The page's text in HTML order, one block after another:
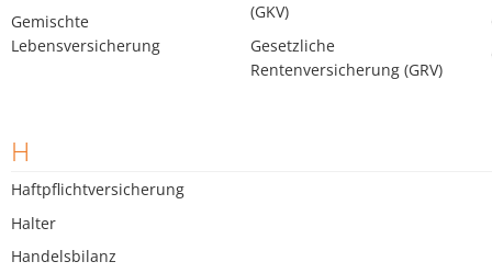
Gemischte
Lebensversicherung
(GKV)
Gesetzliche
Rentenversicherung (GRV)
H
Haftpflichtversicherung
Halter
Handelsbilanz